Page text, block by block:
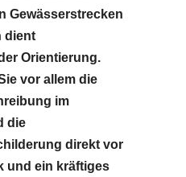
Gewässerstrecken
dient
Orientierung.
vor allem die
im
die
direkt vor
und ein kräftiges